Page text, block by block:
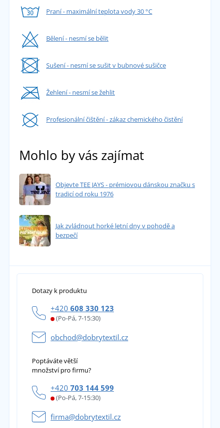
Praní - maximální teplota vody 30 °C
Bělení - nesmí se bělit
Sušení - nesmí se sušit v bubnové sušičce
Žehlení - nesmí se žehlit
Profesionální čištění - zákaz chemického čistění
Mohlo by vás zajímat
Objevte TEE JAYS - prémiovou dánskou značku s
tradicí od roku 1976
Jak zvládnout horké letní dny v pohodě a
bezpečí
Dotazy k produktu
+420 608 330 123
(Po-Pá, 7-15:30)
obchod@dobrytextil.cz
Poptáváte větší
množství pro firmu?
+420 703 144 599
(Po-Pá, 7-15:30)
firma@dobrytextil.cz